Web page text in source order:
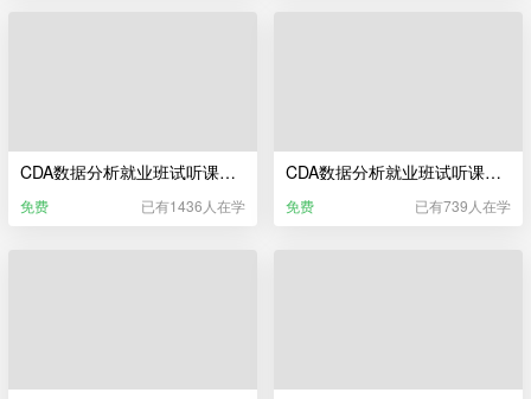
CDA数据分析就业班试听课——Python统计分析
免费 已有1436人在学
CDA数据分析就业班试听课——CDA数据分析师职业发展服务
免费 已有739人在学